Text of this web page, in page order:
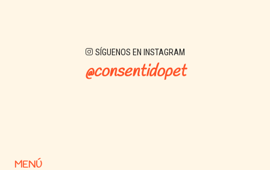
SÍGUENOS EN INSTAGRAM
@consentidopet
MENÚ